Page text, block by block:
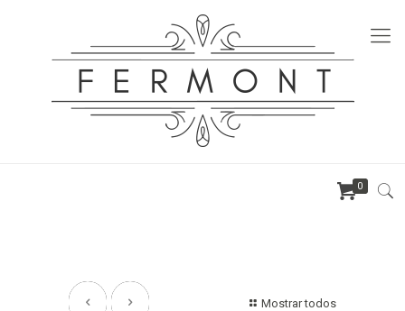
0
Mostrar todos